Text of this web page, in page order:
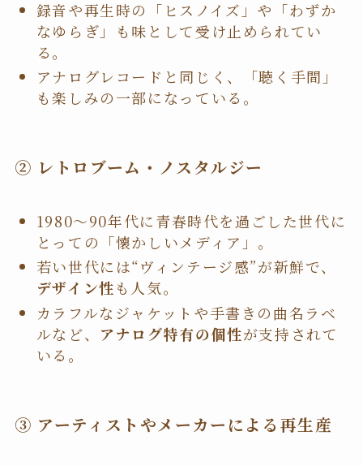
録音や再生時の「ヒスノイズ」や「わずか
なゆらぎ」も味として受け止められてい
る。
アナログレコードと同じく、「聴く手間」
も楽しみの一部になっている。
② レトロブーム・ノスタルジー
1980〜90年代に青春時代を過ごした世代に
とっての「懐かしいメディア」。
若い世代には“ヴィンテージ感”が新鮮で、
デザイン性も人気。
カラフルなジャケットや手書きの曲名ラベ
ルなど、 アナログ特有の個性が支持されて
いる。
③ アーティストやメーカーによる再生産